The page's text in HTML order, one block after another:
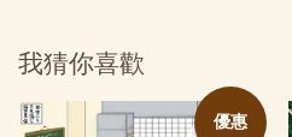
我猜你喜歡
優惠